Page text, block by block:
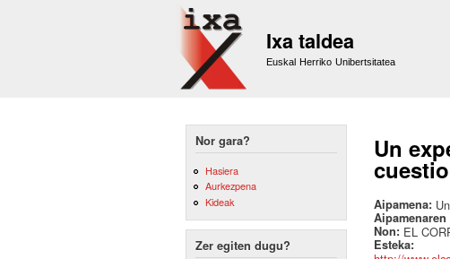
Ixa taldea
Euskal Herriko Unibertsitatea
Nor gara?
Hasiera
Aurkezpena
Kideak
Zer egiten dugu?
Un
Aipamena:
Aipamenaren
Non: EL
Esteka: